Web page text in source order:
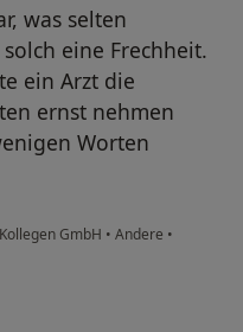
was selten
eine Frechheit.
ein Arzt die
ernst nehmen
Worten
GmbH • Andere •